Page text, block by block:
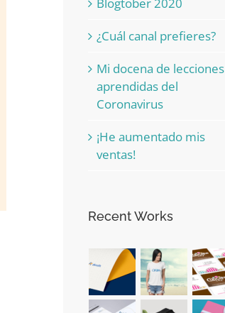
¿Cuál canal prefieres?
Mi docena de lecciones
aprendidas del
Coronavirus
¡He aumentado mis
ventas!
Recent Works